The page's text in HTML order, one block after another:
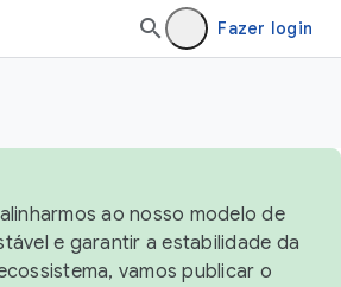
Fazer login
ao nosso modelo de
e garantir a estabilidade da
vamos publicar o